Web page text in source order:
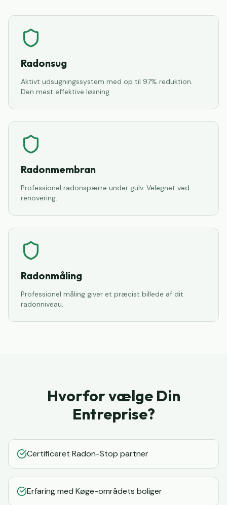
Radonsug
Aktivt udsugningssystem med op til 97% reduktion.
Den mest effektive løsning.
Radonmembran
Professionel radonspærre under gulv. Velegnet ved
renovering.
Radonmåling
Professionel måling giver et præcist billede af dit
radonniveau.
Hvorfor vælge Din
Entreprise?
Certificeret Radon-Stop partner
Erfaring med Køge-områdets boliger